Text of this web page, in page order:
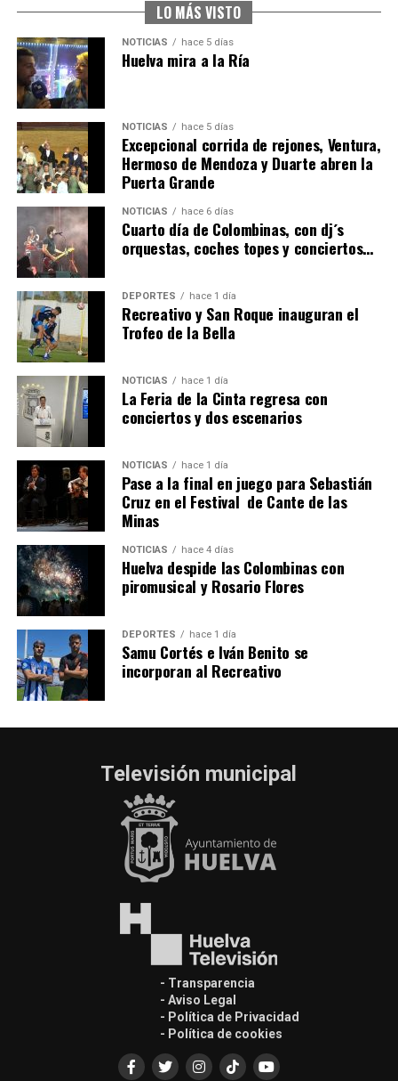
6º DÍA DE LAS FIESTAS COLOMBINAS 2026
hace 4 días Huelvatv
QUINTA CORRIDA DE LAS FIESTAS COLOMBINAS
2026
hace 5 días· Huelvatv
LO MÁS VISTO
NOTICIAS hace 5 días
Huelva mira a la Ría
NOTICIAS hace 5 días
Excepcional corrida de rejones, Ventura,
Hermoso de Mendoza y Duarte abren la
Puerta Grande
NOTICIAS hace 6 días
Cuarto día de Colombinas, con dj´s
orquestas, coches topes y conciertos…
DEPORTES hace 1 día
Recreativo y San Roque inauguran el
Trofeo de la Bella
NOTICIAS hace 1 día
La Feria de la Cinta regresa con
conciertos y dos escenarios
NOTICIAS hace 1 día
Pase a la final en juego para Sebastián
Cruz en el Festival de Cante de las
Minas
NOTICIAS hace 4 días
Huelva despide las Colombinas con
piromusical y Rosario Flores
DEPORTES hace 1 día
Samu Cortés e Iván Benito se
incorporan al Recreativo
Televisión municipal
- Transparencia
- Aviso Legal
- Política de Privacidad
- Política de cookies